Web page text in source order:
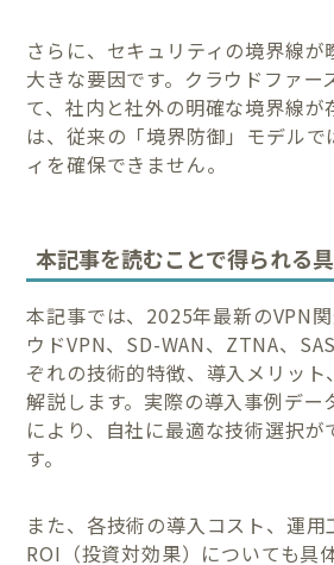
さらに、セキュリティの境界線が
大きな要因です。クラウドファー
て、社内と社外の明確な境界線が
は、従来の「境界防御」モデル
ィを確保できません。
本記事を読むことで得られる
本記事では、2025年最新のVPN
ウドVPN、SD-WAN、ZTNA、
ぞれの技術的特徴、導入メリット
解説します。実際の導入事例デー
により、自社に最適な技術選択が
す。
また、各技術の導入コスト、運用
ROI（投資対効果）についても具